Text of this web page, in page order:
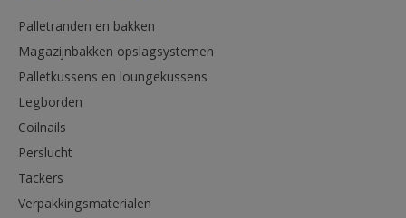
Palletranden en bakken
Magazijnbakken opslagsystemen
Palletkussens en loungekussens
Legborden
Coilnails
Perslucht
Tackers
Verpakkingsmaterialen